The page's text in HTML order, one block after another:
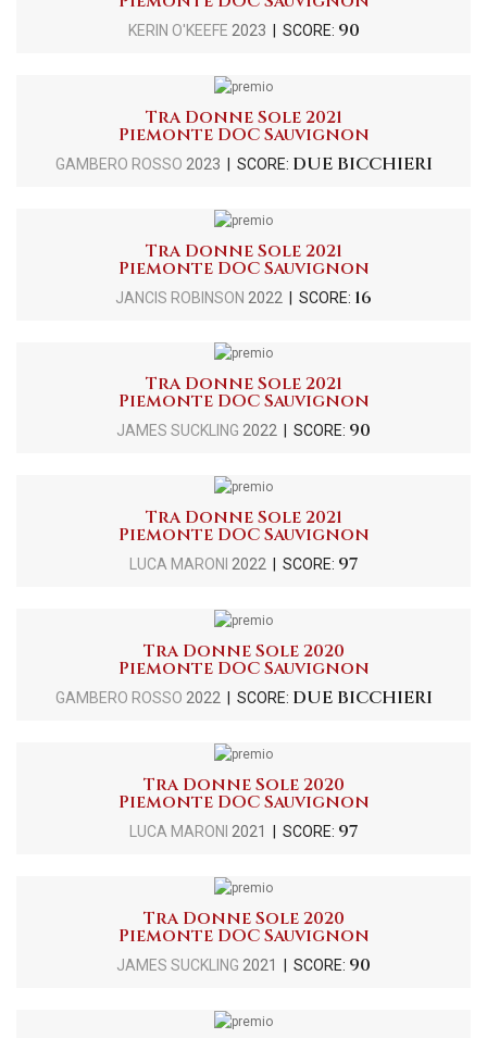
KERIN O'KEEFE 2023 | SCORE: 90
Tra Donne Sole 2021
Piemonte DOC Sauvignon
GAMBERO ROSSO 2023 | SCORE: DUE BICCHIERI
Tra Donne Sole 2021
Piemonte DOC Sauvignon
JANCIS ROBINSON 2022 | SCORE: 16
Tra Donne Sole 2021
Piemonte DOC Sauvignon
JAMES SUCKLING 2022 | SCORE: 90
Tra Donne Sole 2021
Piemonte DOC Sauvignon
LUCA MARONI 2022 | SCORE: 97
Tra Donne Sole 2020
Piemonte DOC Sauvignon
GAMBERO ROSSO 2022 | SCORE: DUE BICCHIERI
Tra Donne Sole 2020
Piemonte DOC Sauvignon
LUCA MARONI 2021 | SCORE: 97
Tra Donne Sole 2020
Piemonte DOC Sauvignon
JAMES SUCKLING 2021 | SCORE: 90